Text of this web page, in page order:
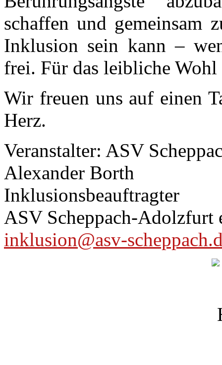
schaffen und gemeinsam
Inklusion sein kann –
frei. Für das leibliche Wohl
Wir freuen uns auf einen
Herz.
Veranstalter: ASV
Alexander Borth
Inklusionsbeauftragter
ASV Scheppach-Adolzfurt
inklusion@asv-